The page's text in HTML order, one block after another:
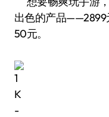
出色的产品——2899
50元。